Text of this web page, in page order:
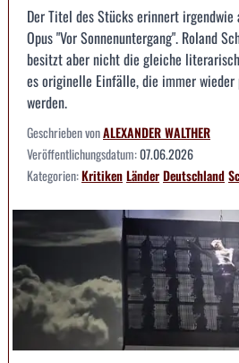
Der Titel des Stücks erinnert irgendwie
Opus "Vor Sonnenuntergang". Roland
besitzt aber nicht die gleiche
es originelle Einfälle, die immer
werden.
Geschrieben vonALEXANDER WALTHER
Veröffentlichungsdatum:07.06.2026
Kategorien:KritikenLänderDeutschland